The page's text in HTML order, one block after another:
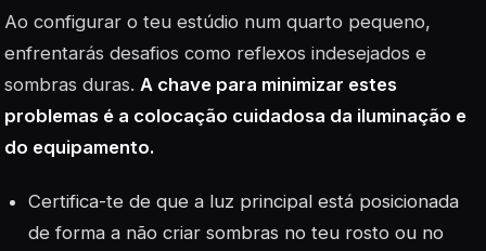
Ao configurar o teu estúdio num quarto pequeno,
enfrentarás desafios como reflexos indesejados e
sombras duras. A chave para minimizar estes
problemas é a colocação cuidadosa da iluminação e
do equipamento.
Certifica-te de que a luz principal está posicionada
de forma a não criar sombras no teu rosto ou no